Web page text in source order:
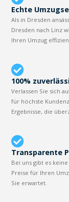
Echte
Als in Dresden
Dresden nach Linz
Ihren Umzug
100%
Verlassen Sie sich
für höchste
Ergebnisse, die
Transparente
Bei uns gibt es
Preise für Ihren
Sie erwartet.